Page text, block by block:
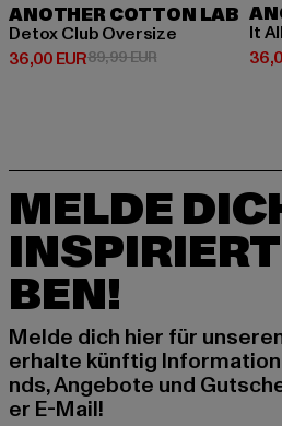
ANOTHER COTTON LAB
Detox Club Oversize
36,00 EUR
Derzeitiger Preis: 36,00 EUR
89,99 EURAktionspreis:
MELDE
BEN!
Melde dich hier für
erhalte künftig
nds, Angebote und
er E-Mail!